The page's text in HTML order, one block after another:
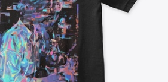
Vendez partout
n'importe quoi